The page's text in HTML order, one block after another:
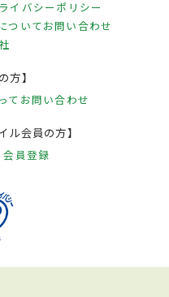
イバシーポリシー
ついてお問い合わせ
方】
て お問い合わせ
ル会員の方】
会員登録